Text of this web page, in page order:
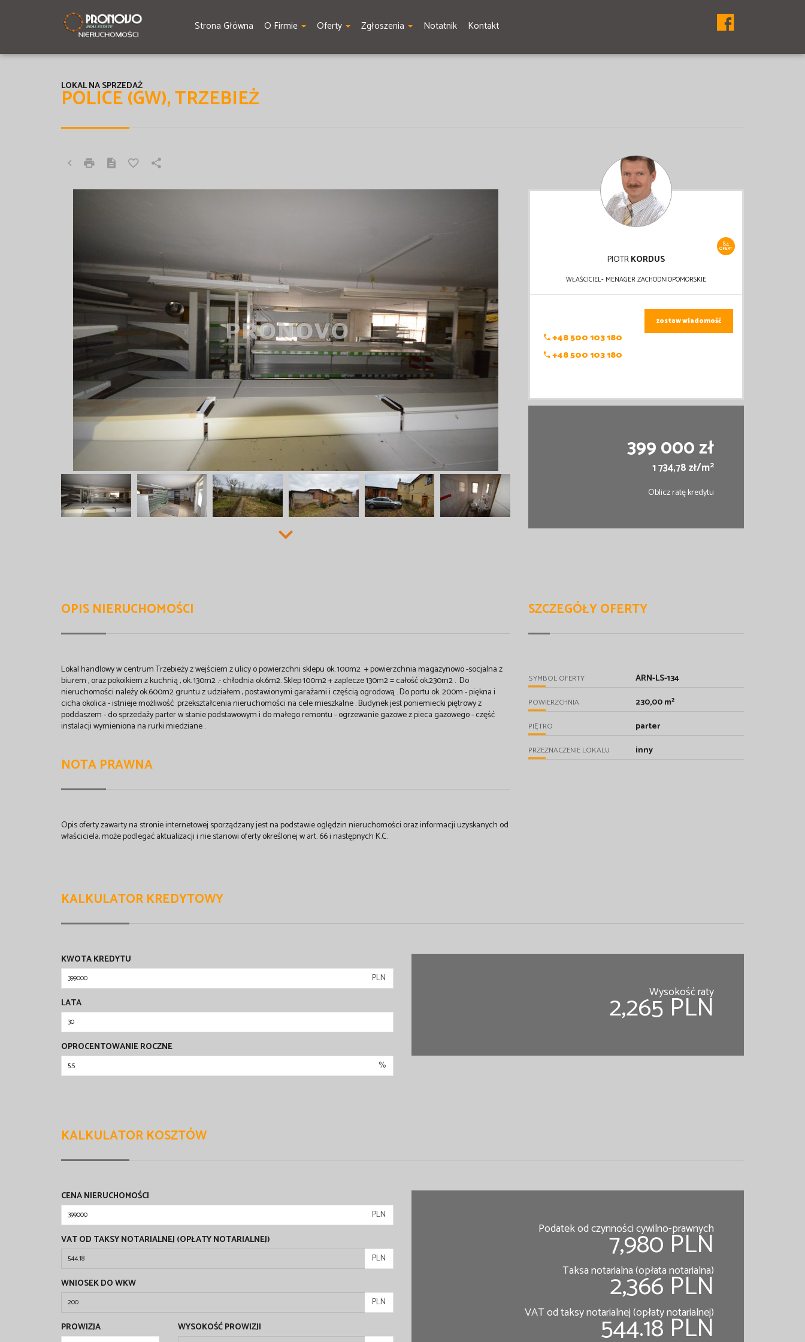
Strona Główna O Firmie Oferty Zgłoszenia Notatnik Kontakt
POLICE (GW), TRZEBIEŻ
LOKAL NA SPRZEDAŻ
84
OFERT
PIOTRKORDUS
WŁAŚCICIEL- MENAGER ZACHODNIOPOMORSKIE
+48 500 103 180
+48 500 103 180
zostaw wiadomość
399 000 zł
1 734,78 zł/m2
Oblicz ratę kredytu
OPIS NIERUCHOMOŚCI
Lokal handlowy w centrum Trzebieży z wejściem z ulicy o powierzchni sklepu ok. 100m2 + powierzchnia magazynowo -socjalna z
biurem , oraz pokoikiem z kuchnią , ok. 130m2 .- chłodnia ok.6m2. Sklep 100m2 + zaplecze 130m2 = całość ok.230m2 . Do
nieruchomości należy ok.600m2 gruntu z udziałem , postawionymi garażami i częścią ogrodową . Do portu ok. 200m - piękna i
cicha okolica - istnieje możliwość przekształcenia nieruchomości na cele mieszkalne . Budynek jest poniemiecki piętrowy z
poddaszem - do sprzedaży parter w stanie podstawowym i do małego remontu - ogrzewanie gazowe z pieca gazowego - część
instalacji wymieniona na rurki miedziane .
NOTA PRAWNA
Opis oferty zawarty na stronie internetowej sporządzany jest na podstawie oględzin nieruchomości oraz informacji uzyskanych od
właściciela, może podlegać aktualizacji i nie stanowi oferty określonej w art. 66 i następnych K.C.
SZCZEGÓŁY OFERTY
SYMBOL OFERTY ARN-LS-134
POWIERZCHNIA 230,00 m²
PIĘTRO parter
PRZEZNACZENIE LOKALU inny
KALKULATOR KREDYTOWY
KWOTA KREDYTU
PLN
LATA
OPROCENTOWANIE ROCZNE
%
Wysokość raty
2,265 PLN
KALKULATOR KOSZTÓW
CENA NIERUCHOMOŚCI
PLN
VAT OD TAKSY NOTARIALNEJ (OPŁATY NOTARIALNEJ)
PLN
WNIOSEK DO WKW
PLN
PROWIZJA
WYSOKOŚĆ PROWIZJI
Podatek od czynności cywilno-prawnych
7,980 PLN
Taksa notarialna (opłata notarialna)
2,366 PLN
VAT od taksy notarialnej (opłaty notarialnej)
544.18 PLN